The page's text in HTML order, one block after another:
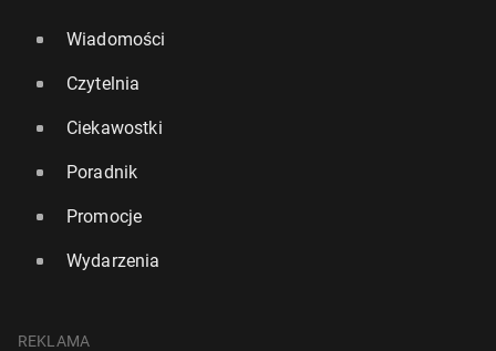
Wiadomości
Czytelnia
Ciekawostki
Poradnik
Promocje
Wydarzenia
REKLAMA